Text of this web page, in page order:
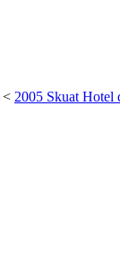
< 2005 Skuat Hotel